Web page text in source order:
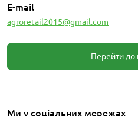
E-mail
agroretail2015@gmail.com
Перейти до
Ми у соціальних мережах